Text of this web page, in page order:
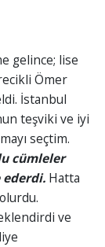
gelince; lise
Ömer
İstanbul
teşviki ve iyi
seçtim.
cümleler
Hatta
ve